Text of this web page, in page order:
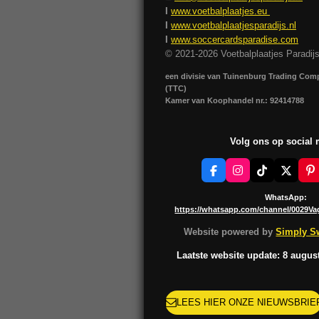
www.voetbalplaatjes.eu
www.voetbalplaatjesparadijs.nl
www.soccercardsparadise.com
© 2021-2026 Voetbalplaatjes Paradijs
een divisie van Tuinenburg Trading
(TTC)
Kamer van Koophandel nr.: 92414788
Volg ons op social
F
a
e
b
o
o
I
n
t
a
g
r
m
T
k
T
o
k
X
P
i
t
e
r
e
t
WhatsApp:
https://whatsapp.com/channel/
Website powered bySimply
Laatste website update: 8
LEES HIER ONZE